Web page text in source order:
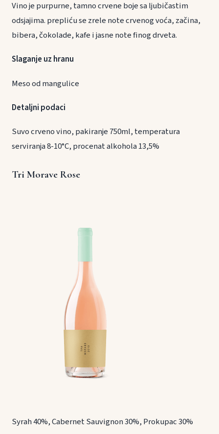
Vino je purpurne, tamno crvene boje sa ljubičastim
odsjajima. prepliću se zrele note crvenog voća, začina,
bibera, čokolade, kafe i jasne note finog drveta.
Slaganje uz hranu
Meso od mangulice
Detaljni podaci
Suvo crveno vino, pakiranje 750ml, temperatura
serviranja 8-10°C, procenat alkohola 13,5%
Tri Morave Rose
Syrah 40%, Cabernet Sauvignon 30%, Prokupac 30%